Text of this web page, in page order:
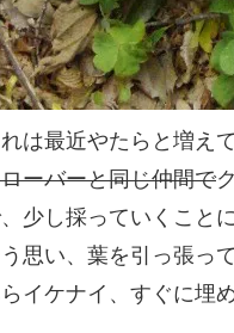
は最近やたらと増え
ーバーと同じ仲間で
少し採っていくこと
思い、葉を引っ張っ
イケナイ、すぐに